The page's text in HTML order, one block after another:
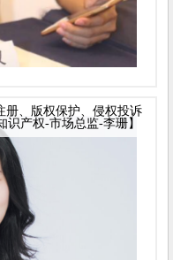
册、版权保护、侵权投诉
产权-市场总监-李珊】